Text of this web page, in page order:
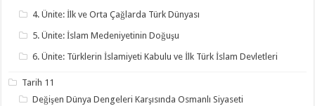
4. Ünite: İlk ve Orta Çağlarda Türk Dünyası
5. Ünite: İslam Medeniyetinin Doğuşu
6. Ünite: Türklerin İslamiyeti Kabulu ve İlk Türk İslam Devletleri
Tarih 11
Değişen Dünya Dengeleri Karşısında Osmanlı Siyaseti